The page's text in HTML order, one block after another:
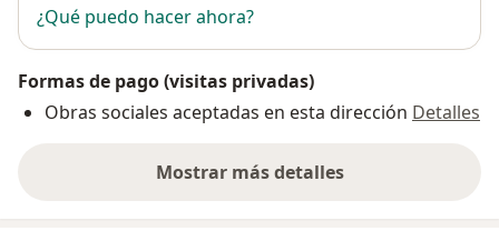
¿Qué puedo hacer ahora?
Formas de pago (visitas privadas)
Obras sociales aceptadas en esta dirección Detalles
Mostrar más detalles
sobre la dirección